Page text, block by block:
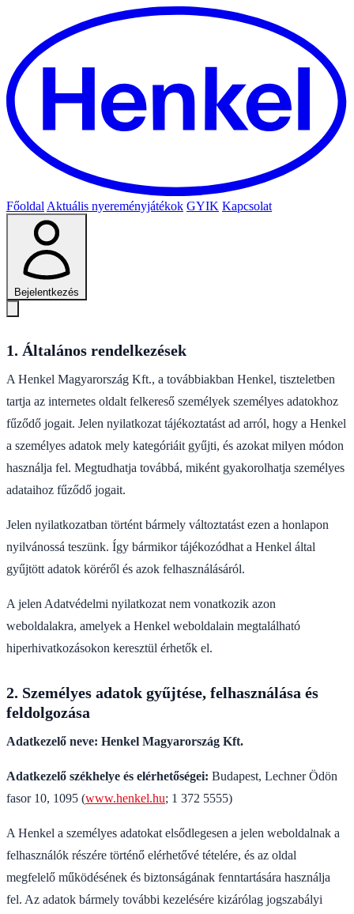
Főoldal Aktuális nyereményjátékok GYIK Kapcsolat
Bejelentkezés
1. Általános rendelkezések
A Henkel Magyarország Kft., a továbbiakban Henkel, tiszteletben
tartja az internetes oldalt felkereső személyek személyes adatokhoz
fűződő jogait. Jelen nyilatkozat tájékoztatást ad arról, hogy a Henkel
a személyes adatok mely kategóriáit gyűjti, és azokat milyen módon
használja fel. Megtudhatja továbbá, miként gyakorolhatja személyes
adataihoz fűződő jogait.
Jelen nyilatkozatban történt bármely változtatást ezen a honlapon
nyilvánossá teszünk. Így bármikor tájékozódhat a Henkel által
gyűjtött adatok köréről és azok felhasználásáról.
A jelen Adatvédelmi nyilatkozat nem vonatkozik azon
weboldalakra, amelyek a Henkel weboldalain megtalálható
hiperhivatkozásokon keresztül érhetők el.
2. Személyes adatok gyűjtése, felhasználása és
feldolgozása
Adatkezelő neve: Henkel Magyarország Kft.
Adatkezelő székhelye és elérhetőségei: Budapest, Lechner Ödön
fasor 10, 1095 (www.henkel.hu; 1 372 5555)
A Henkel a személyes adatokat elsődlegesen a jelen weboldalnak a
felhasználók részére történő elérhetővé tételére, és az oldal
megfelelő működésének és biztonságának fenntartására használja
fel. Az adatok bármely további kezelésére kizárólag jogszabályi